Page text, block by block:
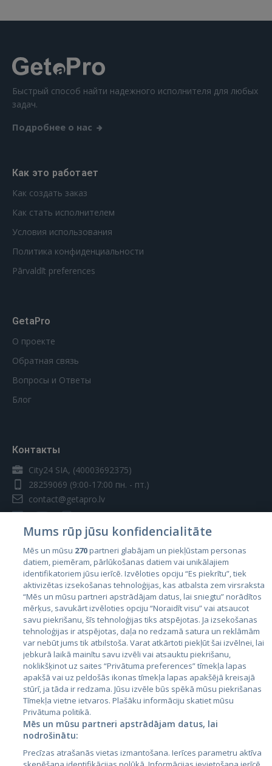
Быстрый способ найти надежного исполнителя для любых
задач.
Подробнее о нас
Как это работает
Как создать заказ
Как стать исполнителем
Условия использования
Политика конфиденциальности
Pārvaldīt preferences
GetaPro
О проекте
Обратная связь
Вопросы и Ответы
Блог
Контакты
City24 SIA, (40003692375)
28259069 (9:00-17:00 пн. - пт.)
contact@getapro.lv
Страны
Эстония
Латвия
Литва
City24.lv
City24.ee
Kainos.lt
Mums rūp jūsu konfidencialitāte
Mēs un mūsu 270partneri glabājam un piekļūstam personas
datiem, piemēram, pārlūkošanas datiem vai unikālajiem
identifikatoriem jūsu ierīcē. Izvēloties opciju “Es piekrītu”, tiek
aktivizētas izsekošanas tehnoloģijas, kas atbalsta zem virsraksta
“Mēs un mūsu partneri apstrādājam datus, lai sniegtu” norādītos
mērķus, savukārt izvēloties opciju “Noraidīt visu” vai atsaucot
savu piekrišanu, šīs tehnoloģijas tiks atspējotas. Ja izsekošanas
tehnoloģijas ir atspējotas, daļa no redzamā satura un reklāmām
var nebūt jums tik atbilstoša. Varat atkārtoti piekļūt šai izvēlnei, lai
jebkurā laikā mainītu savu izvēli vai atsauktu piekrišanu,
noklikšķinot uz saites “Privātuma preferences” tīmekļa lapas
apakšā vai uz peldošās ikonas tīmekļa lapas apakšējā kreisajā
stūrī, ja tāda ir redzama. Jūsu izvēle būs spēkā mūsu piekrišanas
Tīmekļa vietne ietvaros. Plašāku informāciju skatiet mūsu
Privātuma politikā.
Mēs un mūsu partneri apstrādājam datus, lai
nodrošinātu:
Precīzas atrašanās vietas izmantošana. Ierīces parametru aktīva